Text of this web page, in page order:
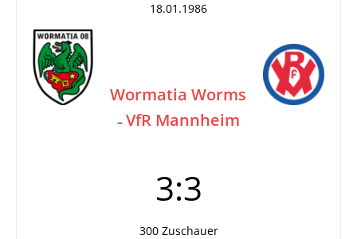
18.01.1986
Wormatia Worms
– VfR Mannheim
3:3
300 Zuschauer